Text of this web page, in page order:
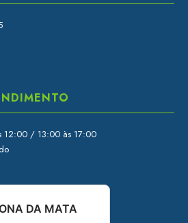
12:00 / 13:00 às 17:00
DA MATA